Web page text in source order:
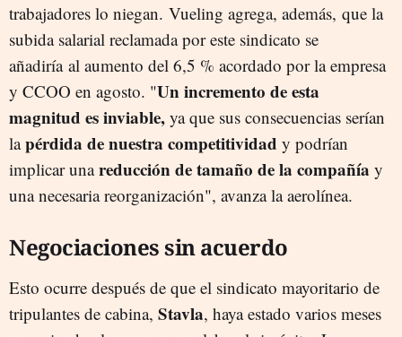
trabajadores lo niegan. Vueling agrega, además, que la
subida salarial reclamada por este sindicato se
añadiría al aumento del 6,5 % acordado por la empresa
y CCOO en agosto. "Un incremento de esta
magnitud es inviable, ya que sus consecuencias serían
lapérdida de nuestra competitividad y podrían
implicar unareducción de tamaño de la compañía y
una necesaria reorganización", avanza la aerolínea.
Negociaciones sin acuerdo
Esto ocurre después de que el sindicato mayoritario de
tripulantes de cabina, Stavla, haya estado varios meses